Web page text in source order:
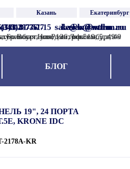
Казань Екатеринбург
81-36 sale@wtlan.ru
Новодмитровская, д.49
77-77 kazan@wtlan.ru
ул. Восстания, 126, оф.519, 5 этаж
51-15 ekb@wtlan.ru
ул. Розы Люксембург, 49
БЛОГ
19", 24 ПОРТА
KRONE IDC
2178A-KR